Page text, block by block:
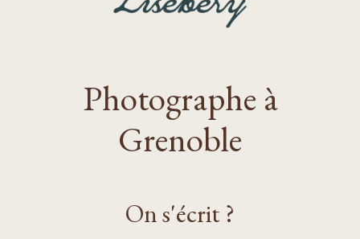
Photographe à
Grenoble
On s'écrit ?